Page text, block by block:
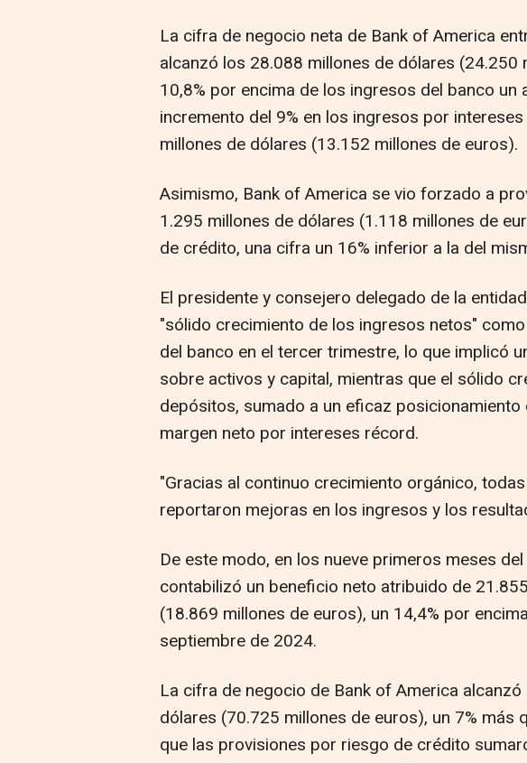
La cifra de negocio neta de Bank of America
alcanzó los 28.088 millones de dólares (24.250
10,8% por encima de los ingresos del banco un
incremento del 9% en los ingresos por
millones de dólares (13.152 millones de euros).
Asimismo, Bank of America se vio forzado a
1.295 millones de dólares (1.118 millones de
de crédito, una cifra un 16% inferior a la del
El presidente y consejero delegado de la
"sólido crecimiento de los ingresos netos"
del banco en el tercer trimestre, lo que implicó
sobre activos y capital, mientras que el sólido
depósitos, sumado a un eficaz posicionamiento
margen neto por intereses récord.
"Gracias al continuo crecimiento orgánico,
reportaron mejoras en los ingresos y los
De este modo, en los nueve primeros meses
contabilizó un beneficio neto atribuido de
(18.869 millones de euros), un 14,4% por
septiembre de 2024.
La cifra de negocio de Bank of America
dólares (70.725 millones de euros), un 7% más
que las provisiones por riesgo de crédito